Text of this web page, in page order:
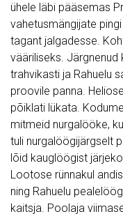
ühele läbi pääsemas
vahetusmängijate
tagant jalgadesse.
vääriliseks. Järgnenud
trahvikasti ja Rahuelu
proovile panna.
põiklati lükata.
mitmeid nurgalööke,
tuli nurgalöögijärgselt
lõid kauglöögist
Lootose rünnakul
ning Rahuelu
kaitsja. Poolaja